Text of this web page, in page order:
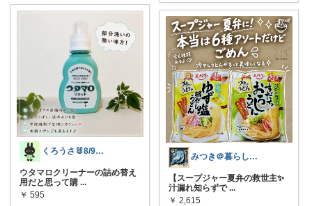
くろうさ🐰8/9〜8/10お休み🐰
ウタマロクリーナーの詰め替え
用だと思って購 ...
￥ 595
みつき＠暮らしのお気に入り
【スープジャー夏弁の救世主✨
汁漏れ知らずで ...
￥ 2,615